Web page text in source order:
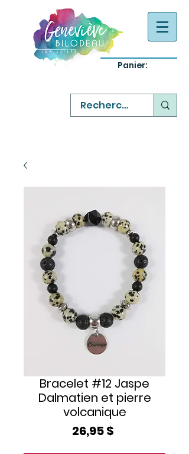
Panier:
Bracelet #12 Jaspe
Dalmatien et pierre
volcanique
26,95 $